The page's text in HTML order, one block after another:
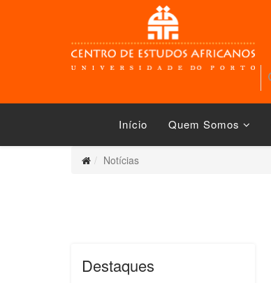
Início Quem Somos
Notícias
Destaques